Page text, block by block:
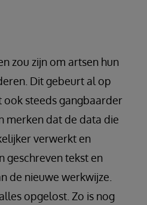
zou zijn om artsen hun
Dit gebeurt al op
steeds gangbaarder
merken dat de data die
verwerkt en
geschreven tekst en
de nieuwe werkwijze.
opgelost. Zo is nog